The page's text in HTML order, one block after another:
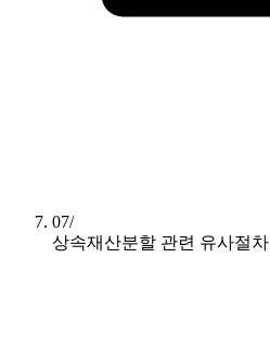
07/
상속재산분할 관련 유사절차